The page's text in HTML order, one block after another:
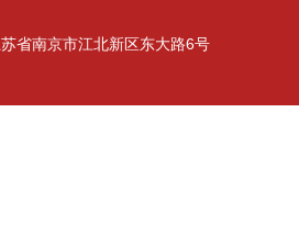
省南京市江北新区东大路6号